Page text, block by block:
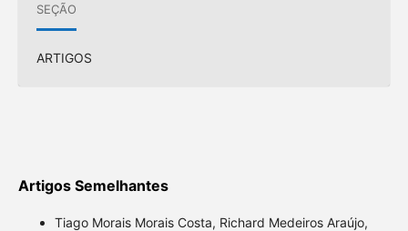
SEÇÃO
ARTIGOS
Artigos Semelhantes
Tiago Morais Morais Costa, Richard Medeiros Araújo,